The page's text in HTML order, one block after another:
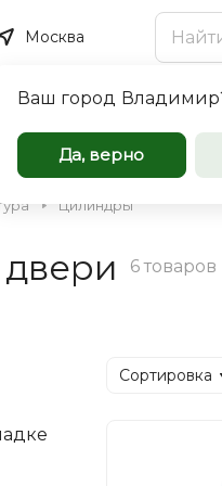
Москва
Ваш город
Да, верно
Цилиндры
6 товаров
Сортировка